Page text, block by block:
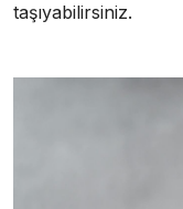
taşıyabilirsiniz.